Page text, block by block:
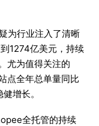
为行业注入了清晰
1274亿美元，持续
尤为值得关注的
点全年总单量同比
增长。
全托管的持续